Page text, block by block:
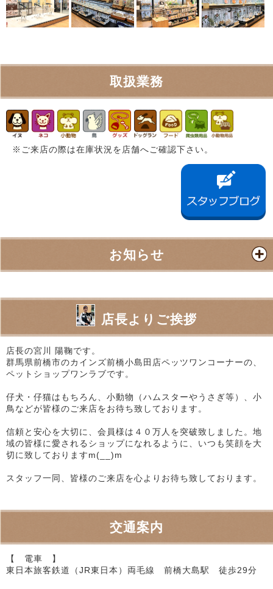
取扱業務
※ご来店の際は在庫状況を店舗へご確認下さい。
お知らせ
店長よりご挨拶
店長の宮川 陽鞠です。
群馬県前橋市のカインズ前橋小島田店ペッツワンコーナーの、
ペットショップワンラブです。
仔犬・仔猫はもちろん、小動物（ハムスターやうさぎ等）、小
鳥などが皆様のご来店をお待ち致しております。
信頼と安心を大切に、会員様は４０万人を突破致しました。地
域の皆様に愛されるショップになれるように、いつも笑顔を大
切に致しておりますm(__)m
スタッフ一同、皆様のご来店を心よりお待ち致しております。
交通案内
【 電車 】
東日本旅客鉄道（JR東日本）両毛線 前橋大島駅 徒歩29分